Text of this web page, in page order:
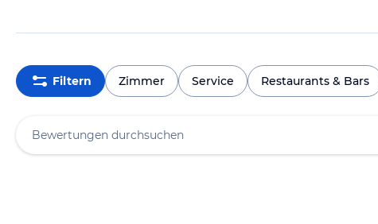
Filtern Zimmer Service Restaurants & Bars